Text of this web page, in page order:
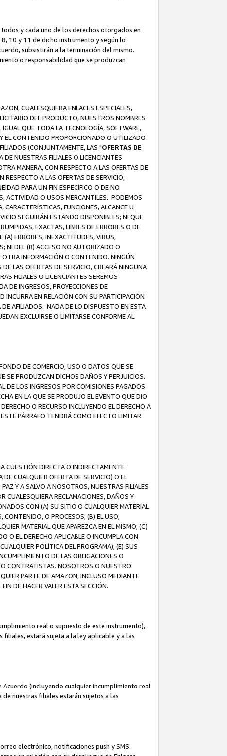
y cada uno de los derechos otorgados en
10 y 11 de dicho instrumento y según lo
subsistirán a la terminación del mismo.
o responsabilidad que se produzcan
CUALESQUIERA ENLACES ESPECIALES,
DEL PRODUCTO, NUESTROS NOMBRES
IGUAL QUE TODA LA TECNOLOGÍA, SOFTWARE,
EL CONTENIDO PROPORCIONADO O UTILIZADO
(CONJUNTAMENTE, LAS "OFERTAS DE
NUESTRAS FILIALES O LICENCIANTES
MANERA, CON RESPECTO A LAS OFERTAS DE
A LAS OFERTAS DE SERVICIO,
PARA UN FIN ESPECÍFICO O DE NO
ACTIVIDAD O USOS MERCANTILES. PODEMOS
CARACTERÍSTICAS, FUNCIONES, ALCANCE U
SEGUIRÁN ESTANDO DISPONIBLES; NI QUE
EXACTAS, LIBRES DE ERRORES O DE
ERRORES, INEXACTITUDES, VIRUS,
NI DEL (B) ACCESO NO AUTORIZADO O
INFORMACIÓN O CONTENIDO. NINGÚN
LAS OFERTAS DE SERVICIO, CREARÁ NINGUNA
FILIALES O LICENCIANTES SEREMOS
DE INGRESOS, PROYECCIONES DE
INCURRA EN RELACIÓN CON SU PARTICIPACIÓN
AFILIADOS. NADA DE LO DISPUESTO EN ESTA
EXCLUIRSE O LIMITARSE CONFORME AL
DE COMERCIO, USO O DATOS QUE SE
SE PRODUZCAN DICHOS DAÑOS Y PERJUICIOS.
DE LOS INGRESOS POR COMISIONES PAGADOS
EN LA QUE SE PRODUJO EL EVENTO QUE DIO
O RECURSO INCLUYENDO EL DERECHO A
PÁRRAFO TENDRÁ COMO EFECTO LIMITAR
CUESTIÓN DIRECTA O INDIRECTAMENTE
CUALQUIER OFERTA DE SERVICIO) O EL
Y A SALVO A NOSOTROS, NUESTRAS FILIALES
CUALESQUIERA RECLAMACIONES, DAÑOS Y
CON (A) SU SITIO O CUALQUIER MATERIAL
CONTENIDO, O PROCESOS; (B) EL USO,
MATERIAL QUE APAREZCA EN EL MISMO; (C)
O EL DERECHO APLICABLE O INCUMPLA CON
POLÍTICA DEL PROGRAMA); (E) SUS
DE LAS OBLIGACIONES O
O CONTRATISTAS. NOSOTROS O NUESTRO
PARTE DE AMAZON, INCLUSO MEDIANTE
DE HACER VALER ESTA SECCIÓN.
real o supuesto de este instrumento),
filiales, estará sujeta a la ley aplicable y a las
(incluyendo cualquier incumplimiento real
nuestras filiales estarán sujetos a las
electrónico, notificaciones push y SMS.